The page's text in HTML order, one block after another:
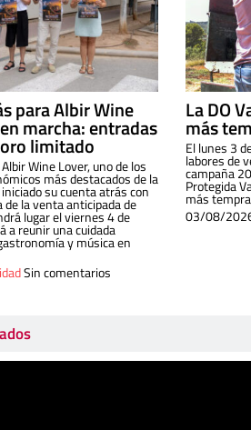
para Albir Wine
marcha: entradas
limitado
Wine Lover, uno de los
más destacados de la
su cuenta atrás con
la venta anticipada de
lugar el viernes 4 de
a reunir una cuidada
y música en
Sin comentarios
La DO
más
El lunes 3
labores de
campaña
Protegida
más
03/08/